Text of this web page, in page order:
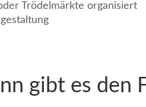
Trödelmärkte organisiert
gibt es den